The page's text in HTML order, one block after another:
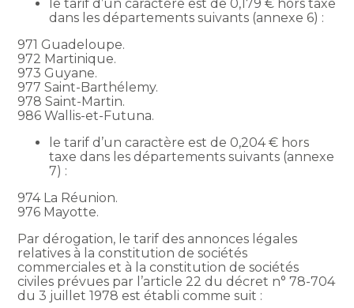
le tarif d’un caractère est de 0,179 € hors taxe
dans les départements suivants (annexe 6) :
971 Guadeloupe.
972 Martinique.
973 Guyane.
977 Saint-Barthélemy.
978 Saint-Martin.
986 Wallis-et-Futuna.
le tarif d’un caractère est de 0,204 € hors
taxe dans les départements suivants (annexe
7) :
974 La Réunion.
976 Mayotte.
Par dérogation, le tarif des annonces légales
relatives à la constitution de sociétés
commerciales et à la constitution de sociétés
civiles prévues par l’article 22 du décret n° 78-704
du 3 juillet 1978 est établi comme suit :